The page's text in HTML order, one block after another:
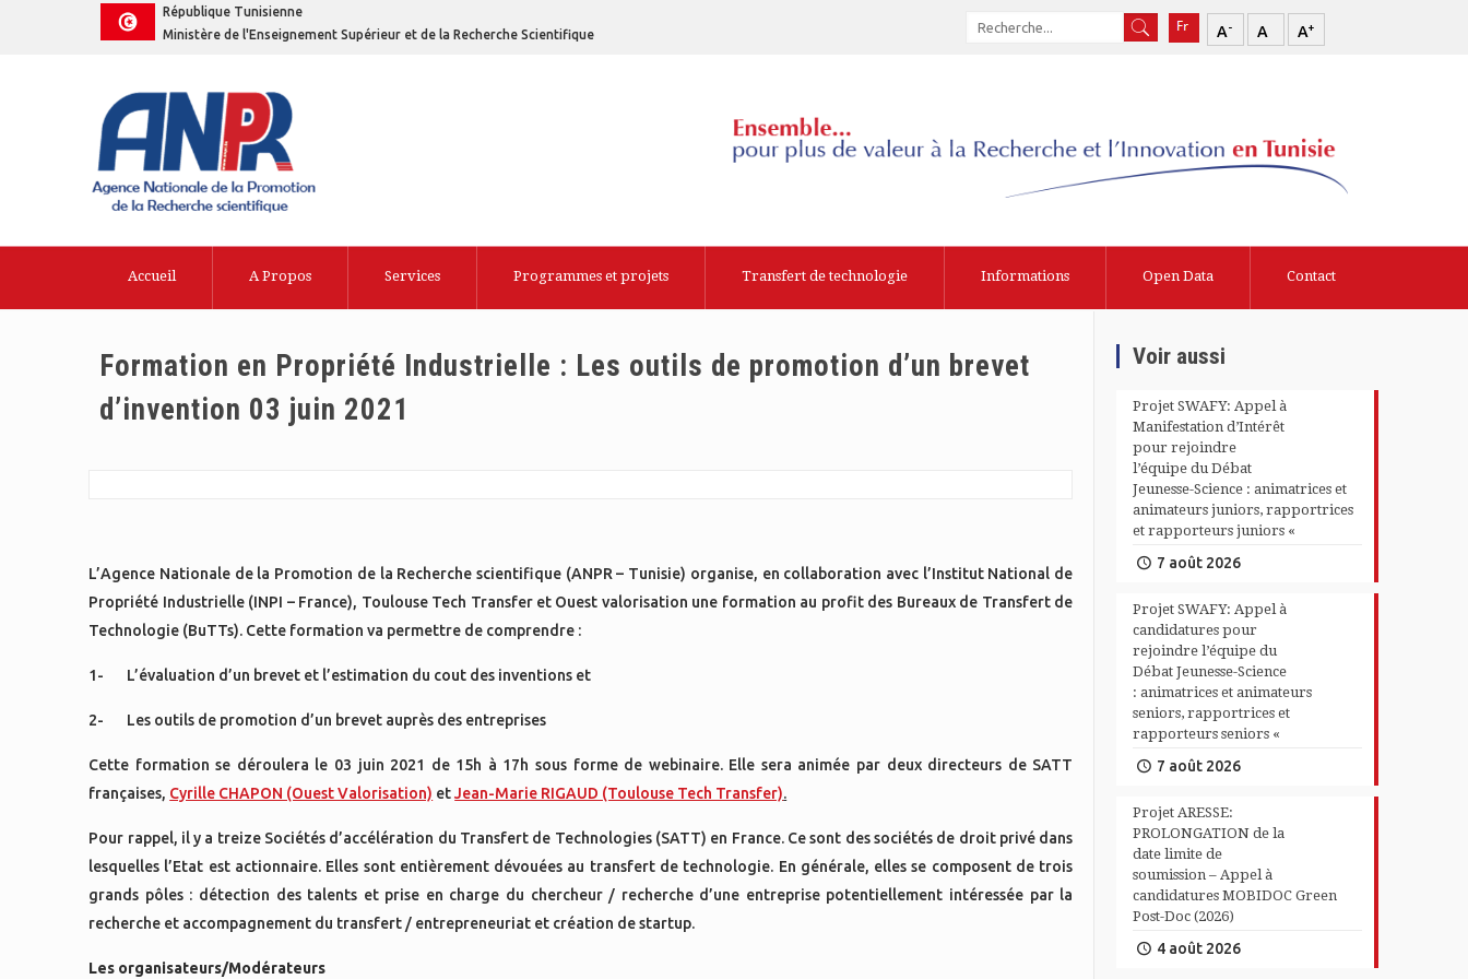
République Tunisienne
Ministère de l'Enseignement Supérieur et de la Recherche Scientifique
A- A A+
Accueil A Propos Services Programmes et projets Transfert de technologie Informations Open Data Contact
Formation en Propriété Industrielle : Les outils de promotion d’un brevet
d’invention 03 juin 2021
L’Agence Nationale de la Promotion de la Recherche scientifique (ANPR – Tunisie) organise, en collaboration avec l’Institut National de
Propriété Industrielle (INPI – France), Toulouse Tech Transfer et Ouest valorisation une formation au profit des Bureaux de Transfert de
Technologie (BuTTs). Cette formation va permettre de comprendre :
1- L’évaluation d’un brevet et l’estimation du cout des inventions et
2- Les outils de promotion d’un brevet auprès des entreprises
Cette formation se déroulera le 03 juin 2021 de 15h à 17h sous forme de webinaire. Elle sera animée par deux directeurs de SATT
françaises, Cyrille CHAPON (Ouest Valorisation) etJean-Marie RIGAUD (Toulouse Tech Transfer).
Pour rappel, il y a treize Sociétés d’accélération du Transfert de Technologies (SATT) en France. Ce sont des sociétés de droit privé dans
lesquelles l’Etat est actionnaire. Elles sont entièrement dévouées au transfert de technologie. En générale, elles se composent de trois
grands pôles : détection des talents et prise en charge du chercheur / recherche d’une entreprise potentiellement intéressée par la
recherche et accompagnement du transfert / entrepreneuriat et création de startup.
Les organisateurs/Modérateurs
Voir aussi
Projet SWAFY: Appel à
Manifestation d’Intérêt
pour rejoindre
l’équipe du Débat
Jeunesse-Science : animatrices et
animateurs juniors, rapportrices
et rapporteurs juniors «
7 août 2026
Projet SWAFY: Appel à
candidatures pour
rejoindre l’équipe du
Débat Jeunesse-Science
: animatrices et animateurs
seniors, rapportrices et
rapporteurs seniors «
7 août 2026
Projet ARESSE:
PROLONGATION de la
date limite de
soumission – Appel à
candidatures MOBIDOC Green
Post-Doc (2026)
4 août 2026